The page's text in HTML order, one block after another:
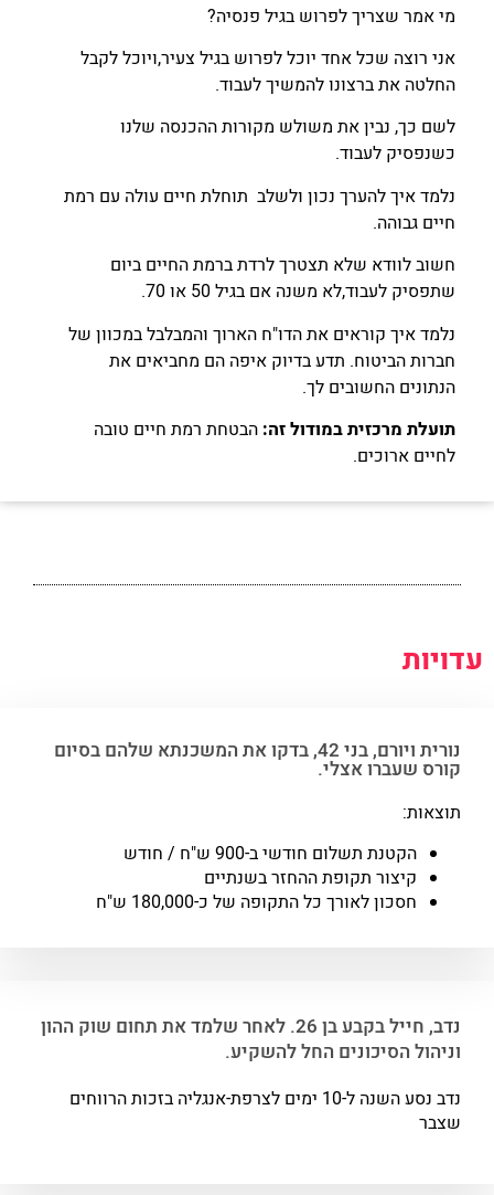
מי אמר שצריך לפרוש בגיל פנסיה?
אני רוצה שכל אחד יוכל לפרוש בגיל צעיר,ויוכל לקבל
החלטה את ברצונו להמשיך לעבוד.
לשם כך, נבין את משולש מקורות ההכנסה שלנו
כשנפסיק לעבוד.
נלמד איך להערך נכון ולשלב תוחלת חיים עולה עם רמת
חיים גבוהה.
חשוב לוודא שלא תצטרך לרדת ברמת החיים ביום
שתפסיק לעבוד,לא משנה אם בגיל 50 או 70.
נלמד איך קוראים את הדו"ח הארוך והמבלבל במכוון של
חברותהביטוח. תדע בדיוק איפה הם מחביאים את
הנתונים החשובים לך.
תועלת מרכזית במודול זה: הבטחת רמת חיים טובה
לחיים ארוכים.
עדויות
נורית ויורם, בני 42, בדקו את המשכנתא שלהם בסיום
קורס שעברו אצלי.
תוצאות:
הקטנת תשלום חודשי ב-900 ש"ח / חודש
קיצור תקופת ההחזר בשנתיים
חסכון לאורך כל התקופה של כ-180,000 ש"ח
נדב, חייל בקבע בן 26. לאחר שלמד את תחום שוק ההון
וניהול הסיכונים החל להשקיע.
נדב נסע השנה ל-10 ימים לצרפת-אנגליה בזכות הרווחים
שצבר